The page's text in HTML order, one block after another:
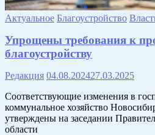
Актуальное Благоустройство
Упрощены требования к
благоустройству
Редакция 04.08.202427.03.2025
Соответствующие изменения в
коммунальное хозяйство
утверждены на заседании
области